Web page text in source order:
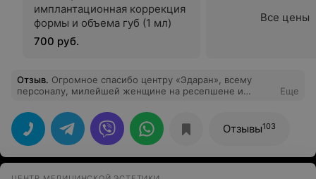
имплантационная коррекция
формы и объема губ (1 мл)
700 руб.
Все цены
Отзыв. Огромное спасибо центру «Эдаран», всему
персоналу, милейшей женщине на ресепшене и
исполнение моей мечты. Теперь я обладательница
шикарной груди! Врача и центр выбирала по отзывам в
интернете, ни капли не пожалела. Сергей Сергеевич -
профессионал своего дела! Операция и процесс
восстановления прошли просто замечательно и
Еще
Отзывы103